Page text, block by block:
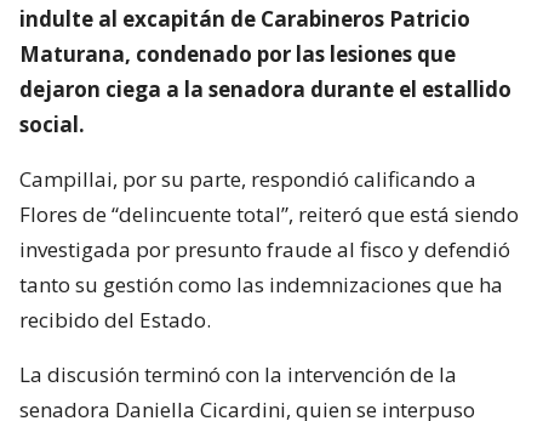
indulte al excapitán de Carabineros Patricio
Maturana, condenado por las lesiones que
dejaron ciega a la senadora durante el estallido
social.
Campillai, por su parte, respondió calificando a
Flores de “delincuente total”, reiteró que está siendo
investigada por presunto fraude al fisco y defendió
tanto su gestión como las indemnizaciones que ha
recibido del Estado.
La discusión terminó con la intervención de la
senadora Daniella Cicardini, quien se interpuso